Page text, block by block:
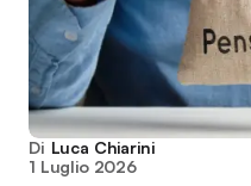
Di Luca Chiarini
1 Luglio 2026